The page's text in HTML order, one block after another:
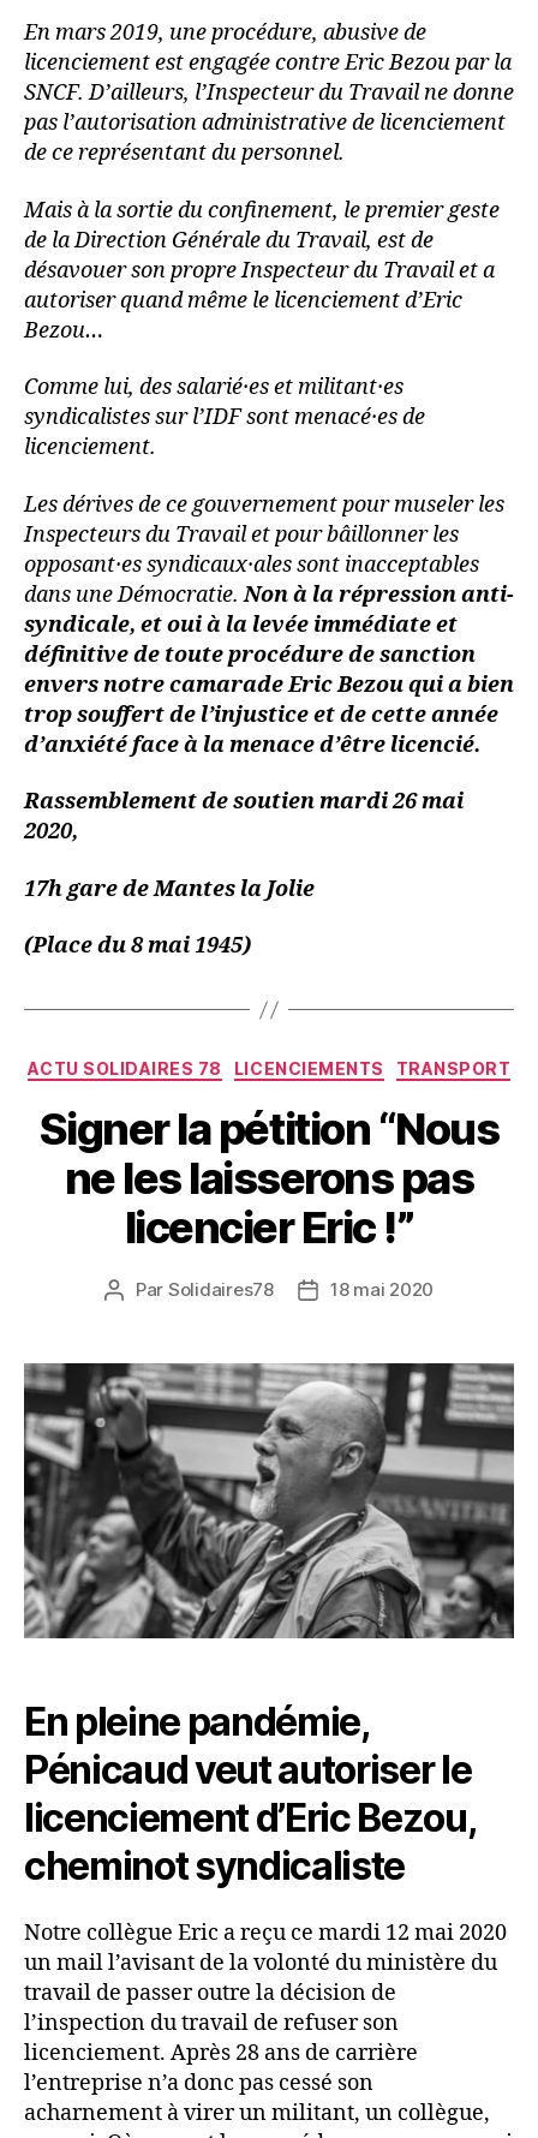
En mars 2019, une procédure, abusive de
licenciement est engagée contre Eric Bezou par la
SNCF. D’ailleurs, l’Inspecteur du Travail ne donne
pas l’autorisation administrative de licenciement
de ce représentant du personnel.
Mais à la sortie du confinement, le premier geste
de la Direction Générale du Travail, est de
désavouer son propre Inspecteur du Travail et a
autoriser quand même le licenciement d’Eric
Bezou…
Comme lui, des salarié·es et militant·es
syndicalistes sur l’IDF sont menacé·es de
licenciement.
Les dérives de ce gouvernement pour museler les
Inspecteurs du Travail et pour bâillonner les
opposant·es syndicaux·ales sont inacceptables
dans une Démocratie.Non à la répression anti-
syndicale, et oui à la levée immédiate et
définitive de toute procédure de sanction
envers notre camarade Eric Bezouqui a bien
trop souffert de l’injustice et de cette année
d’anxiété face à la menace d’être licencié.
Rassemblement de soutien mardi 26 mai
2020,
17h gare de Mantes la Jolie
(Place du 8 mai 1945)
Catégories
ACTU SOLIDAIRES 78 LICENCIEMENTS TRANSPORT
Signer la pétition “Nous
ne les laisserons pas
licencier Eric !”
Auteur
Par Solidaires78
Date18 mai 2020
En pleine pandémie,
Pénicaud veut autoriser le
licenciement d’Eric Bezou,
cheminot syndicaliste
Notre collègue Eric a reçu ce mardi 12 mai 2020
un mail l’avisant de la volonté du ministère du
travail de passer outre la décision de
l’inspection du travail de refuser son
licenciement. Après 28 ans de carrière
l’entreprise n’a donc pas cessé son
acharnement à virer un militant, un collègue,